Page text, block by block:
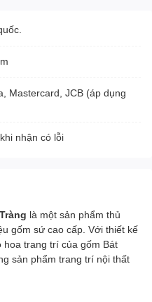
Mastercard, JCB (áp dụng
nhận có lỗi
là một sản phẩm thủ
gốm sứ cao cấp. Với thiết kế
hoa trang trí của gốm Bát
sản phẩm trang trí nội thất